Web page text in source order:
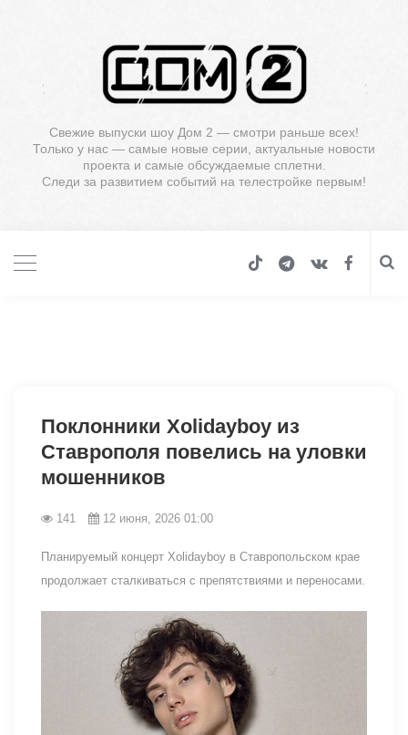
Свежие выпуски шоу Дом 2 — смотри раньше всех!
Только у нас — самые новые серии, актуальные новости
проекта и самые обсуждаемые сплетни.
Следи за развитием событий на телестройке первым!
Поклонники Xolidayboy из
Ставрополя повелись на уловки
мошенников
141 12 июня, 2026 01:00
Планируемый концерт Xolidayboy в Ставропольском крае
продолжает сталкиваться с препятствиями и переносами.